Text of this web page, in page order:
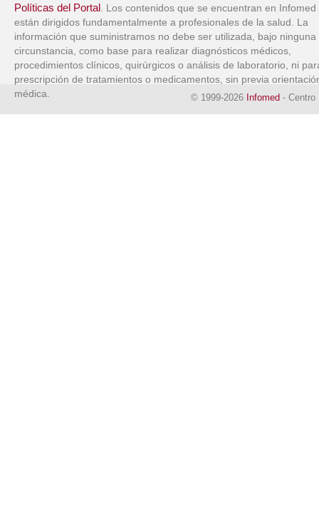
Políticas del Portal. Los contenidos que se encuentran en Infomed
están dirigidos fundamentalmente a profesionales de la salud. La
información que suministramos no debe ser utilizada, bajo ninguna
circunstancia, como base para realizar diagnósticos médicos,
procedimientos clínicos, quirúrgicos o análisis de laboratorio, ni
prescripción de tratamientos o medicamentos, sin previa
médica.
© 1999-2026 Infomed - Centro